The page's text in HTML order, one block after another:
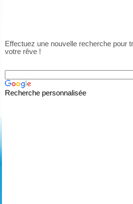
Effectuez une nouvelle recherche pour
votre rêve !
Recherche personnalisée